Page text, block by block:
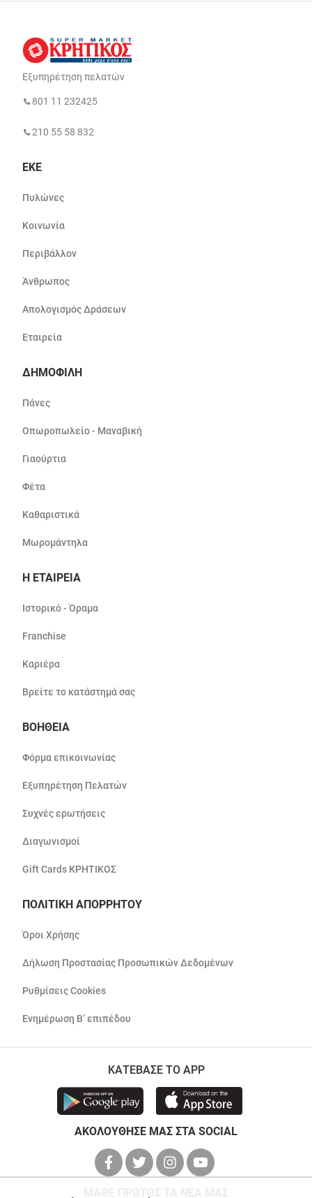
Εξυπηρέτηση πελατών
801 11 232425
210 55 58 832
ΕΚΕ
Πυλώνες
Κοινωνία
Περιβάλλον
Άνθρωπος
Απολογισμός Δράσεων
Εταιρεία
ΔΗΜΟΦΙΛΗ
Πάνες
Οπωροπωλείο - Μαναβική
Γιαούρτια
Φέτα
Καθαριστικά
Μωρομάντηλα
Η ΕΤΑΙΡΕΙΑ
Ιστορικό - Όραμα
Franchise
Καριέρα
Βρείτε το κατάστημά σας
ΒΟΗΘΕΙΑ
Φόρμα επικοινωνίας
Εξυπηρέτηση Πελατών
Συχνές ερωτήσεις
Διαγωνισμοί
Gift Cards ΚΡΗΤΙΚΟΣ
ΠΟΛΙΤΙΚΗ ΑΠΟΡΡΗΤΟΥ
Όροι Χρήσης
Δήλωση Προστασίας Προσωπικών Δεδομένων
Ρυθμίσεις Cookies
Ενημέρωση Β’ επιπέδου
ΚΑΤΕΒΑΣΕ ΤΟ APP
ΑΚΟΛΟΥΘΗΣΕ ΜΑΣ ΣΤΑ SOCIAL